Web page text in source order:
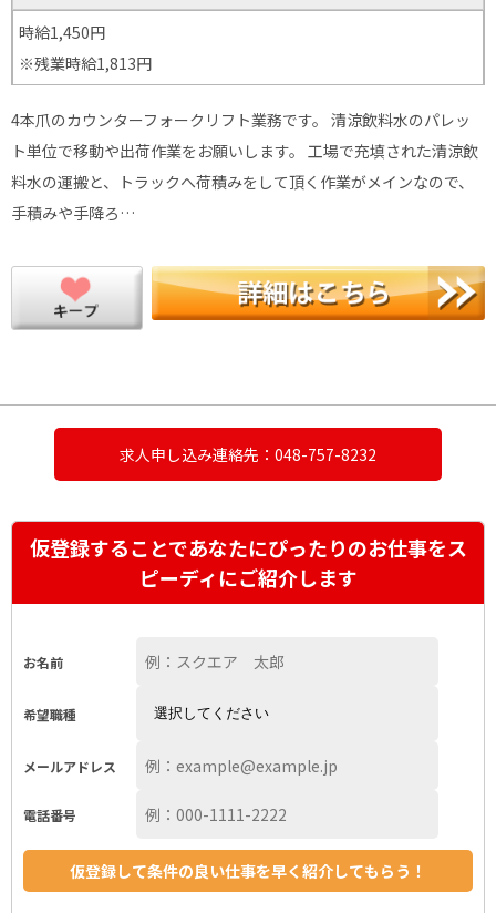
時給1,450円
※残業時給1,813円
4本爪のカウンターフォークリフト業務です。 清涼飲料水のパレッ
ト単位で移動や出荷作業をお願いします。 工場で充填された清涼飲
料水の運搬と、トラックへ荷積みをして頂く作業がメインなので、
手積みや手降ろ…
求人申し込み連絡先：048-757-8232
仮登録することであなたにぴったりのお仕事をス
ピーディにご紹介します
お名前
希望職種
メールアドレス
電話番号